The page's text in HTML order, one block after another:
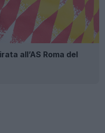
all’AS Roma del